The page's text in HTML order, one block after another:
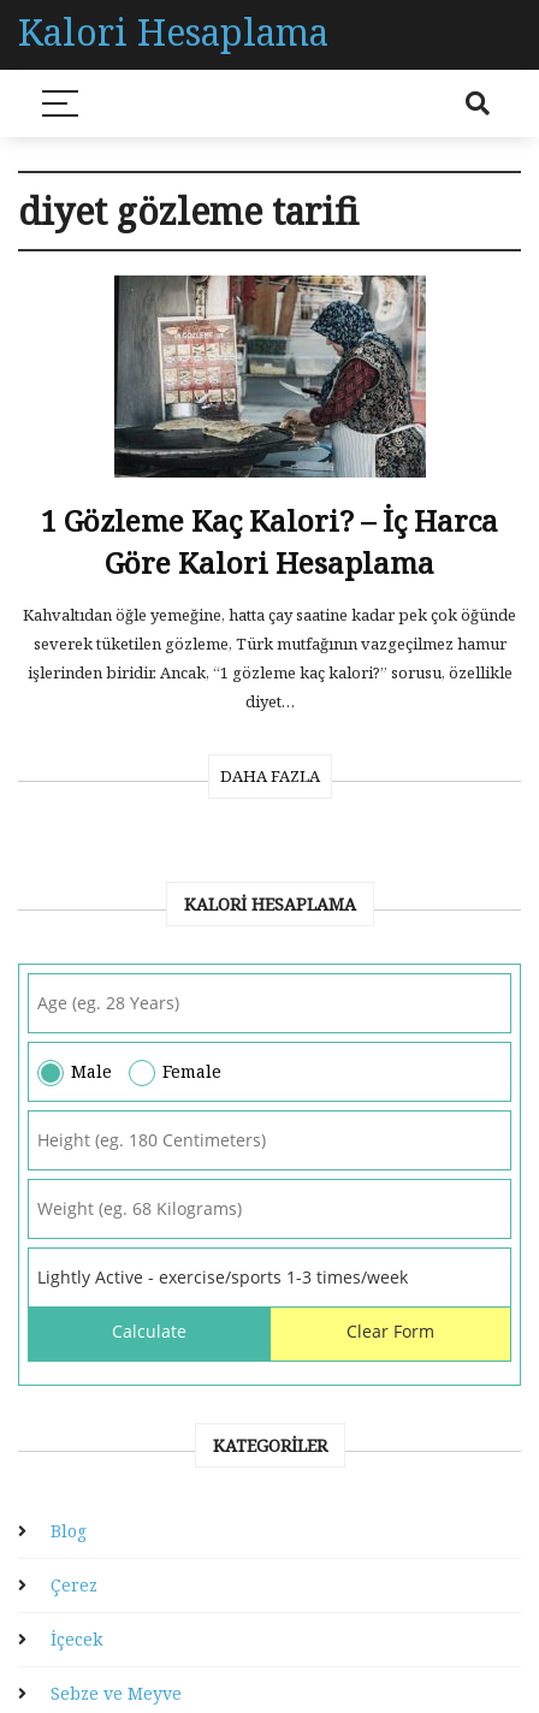
Kalori Hesaplama
diyet gözleme tarifi
1 Gözleme Kaç Kalori? – İç Harca
Göre Kalori Hesaplama
Kahvaltıdan öğle yemeğine, hatta çay saatine kadar pek çok öğünde
severek tüketilen gözleme, Türk mutfağının vazgeçilmez hamur
işlerinden biridir. Ancak, “1 gözleme kaç kalori?” sorusu, özellikle
diyet…
DAHA FAZLA
KALORI HESAPLAMA
Male Female
KATEGORILER
Blog
Çerez
İçecek
Sebze ve Meyve